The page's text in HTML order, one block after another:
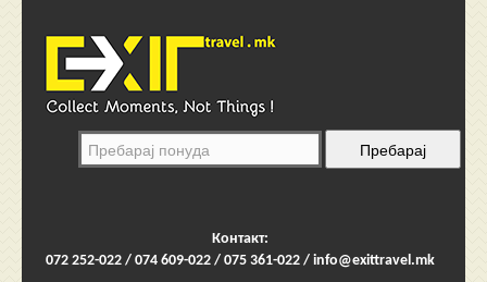
Контакт:
072 252-022 / 074 609-022 / 075 361-022 / info@exittravel.mk